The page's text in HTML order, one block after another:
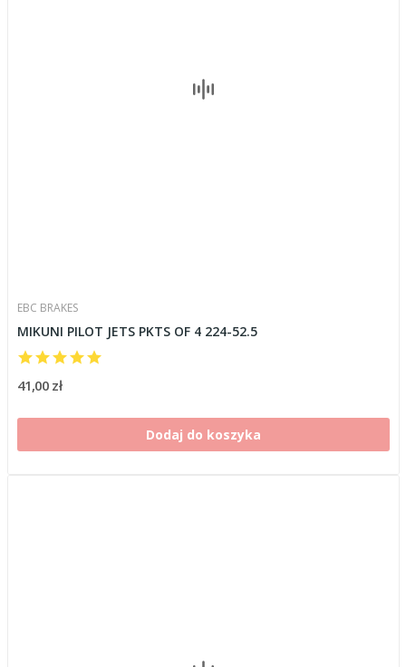
EBC BRAKES
MIKUNI PILOT JETS PKTS OF 4 224-52.5
41,00 zł
Dodaj do koszyka